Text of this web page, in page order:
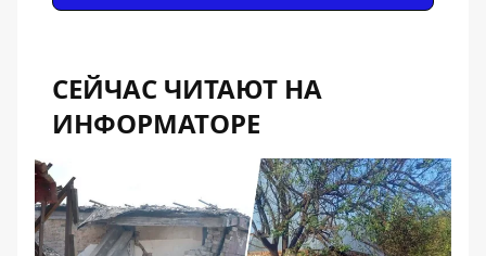
СЕЙЧАС ЧИТАЮТ НА
ИНФОРМАТОРЕ